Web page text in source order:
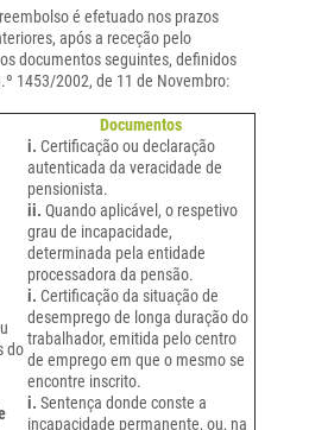
é efetuado nos prazos
após a receção pelo
documentos seguintes, definidos
1453/2002, de 11 de Novembro:
Documentos
i. Certificação ou declaração
autenticada da veracidade de
pensionista.
ii. Quando aplicável, o respetivo
grau de incapacidade,
determinada pela entidade
processadora da pensão.
do
i. Certificação da situação de
desemprego de longa duração do
trabalhador, emitida pelo centro
de emprego em que o mesmo se
encontre inscrito.
i. Sentença donde conste a
incapacidade permanente, ou, na